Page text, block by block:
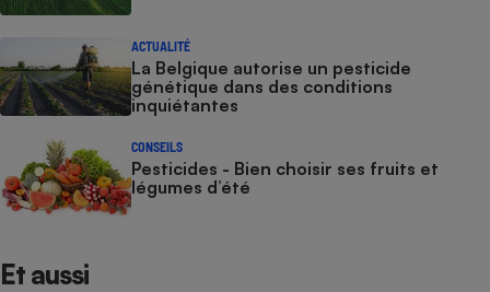
ACTUALITÉ
La Belgique autorise un pesticide
génétique dans des conditions
inquiétantes
CONSEILS
Pesticides - Bien choisir ses fruits et
légumes d’été
Et aussi